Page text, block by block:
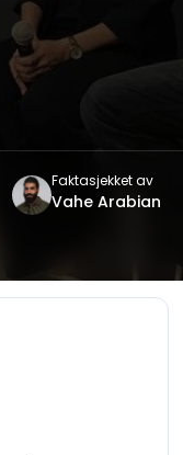
Faktasjekket av
Vahe Arabian